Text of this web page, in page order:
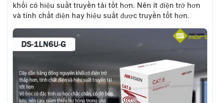
khối có hiệu suất truyền tải tốt hơn. Nên ít điện trở hơn
và tính chất điện hay hiệu suất được truyền tốt hơn.